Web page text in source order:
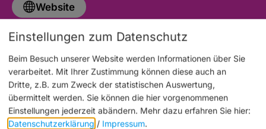
Website
Auch an diesem Ort
Einstellungen zum Datenschutz
Beim Besuch unserer Website werden Informationen über Sie
verarbeitet. Mit Ihrer Zustimmung können diese auch an
Dritte, z.B. zum Zweck der statistischen Auswertung,
übermittelt werden. Sie können die hier vorgenommenen
Einstellungen jederzeit abändern. Mehr dazu erfahren Sie hier:
Datenschutzerklärung / Impressum.